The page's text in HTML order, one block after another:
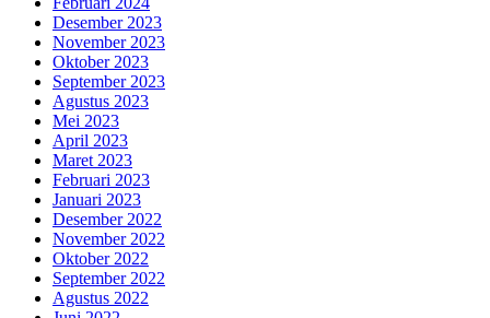
Desember 2023
November 2023
Oktober 2023
September 2023
Agustus 2023
Mei 2023
April 2023
Maret 2023
Februari 2023
Januari 2023
Desember 2022
November 2022
Oktober 2022
September 2022
Agustus 2022